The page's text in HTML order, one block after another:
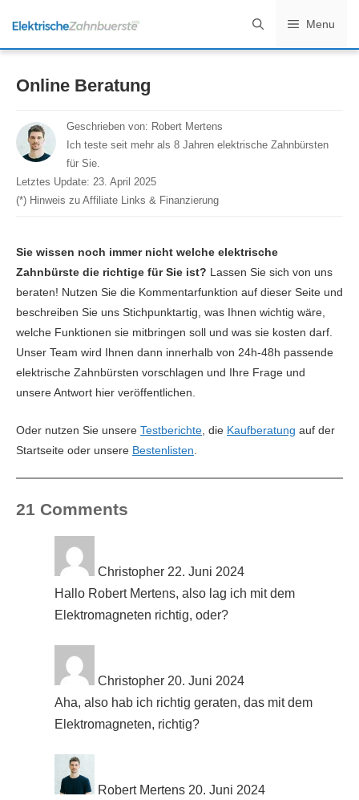
Inhalt
springen
Menu
Online Beratung
Geschrieben von: Robert Mertens
Ich teste seit mehr als 8 Jahren elektrische Zahnbürsten
für Sie.
Letztes Update: 23. April 2025
(*) Hinweis zu Affiliate Links & Finanzierung
Sie wissen noch immer nicht welche elektrische
Zahnbürste die richtige für Sie ist? Lassen Sie sich von uns
beraten! Nutzen Sie die Kommentarfunktion auf dieser Seite und
beschreiben Sie uns Stichpunktartig, was Ihnen wichtig wäre,
welche Funktionen sie mitbringen soll und was sie kosten darf.
Unser Team wird Ihnen dann innerhalb von 24h-48h passende
elektrische Zahnbürsten vorschlagen und Ihre Frage und
unsere Antwort hier veröffentlichen.
Oder nutzen Sie unsere Testberichte , die Kaufberatung auf der
Startseite oder unsere Bestenlisten
21 Comments
Christopher 22. Juni 2024
Hallo Robert Mertens, also lag ich mit dem
Elektromagneten richtig, oder?
Christopher 20. Juni 2024
Aha, also hab ich richtig geraten, das mit dem
Elektromagneten, richtig?
Robert Mertens 20. Juni 2024